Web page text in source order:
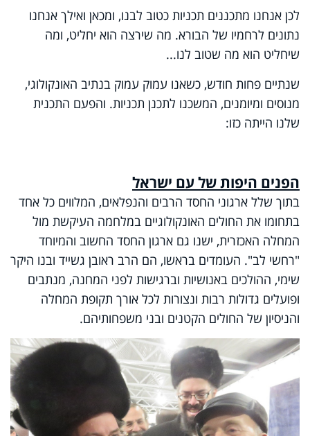
לכן אנחנו מתכננים תכניות כטוב לבנו, ומכאן ואילך אנחנו
נתונים לרחמיו של הבורא. מה שירצה הוא יחליט, ומה
שיחליט הוא מה שטוב לנו...
שנתיים פחות חודש, כשאנו עמוק עמוק בנתיב האונקולוגי,
מנוסים ומיומנים, המשכנו לתכנן תכניות. והפעם התכנית
שלנו הייתה כזו:
הפנים היפות של עם ישראל
בתוך שלל ארגוני החסד הרבים והנפלאים, המלווים כל אחד
בתחומו את החולים האונקולוגיים במלחמה העיקשת מול
המחלה האכזרית, ישנו גם ארגון החסד החשוב והמיוחד
"רחשי לב". העומדים בראשו, הם הרב ראובן גשייד ובנו היקר
שימי, ההולכים באנושיות וברגישות לפני המחנה, מנתבים
ופועלים גדולות רבות ונצורות לכל אורך תקופת המחלה
והניסיון של החולים הקטנים ובני משפחותיהם.